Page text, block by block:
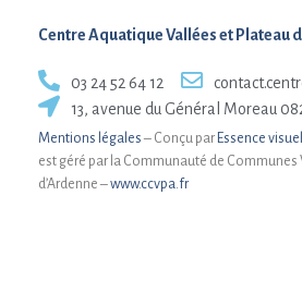
Centre Aquatique Vallées et Plateau
03 24 52 64 12
13, avenue du Général Moreau
Mentions légales – Conçu par Essence
est géré par la Communauté de Communes
d’Ardenne –www.ccvpa.fr